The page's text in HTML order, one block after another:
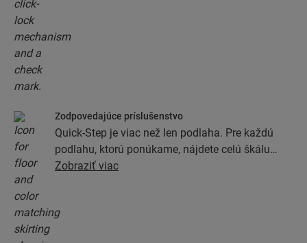
Zodpovedajúce príslušenstvo
Quick-Step je viac než len podlaha. Pre každú
podlahu, ktorú ponúkame, nájdete celú škálu
príslušenstva vrátane podkladových vrstiev,
Zobraziť viac